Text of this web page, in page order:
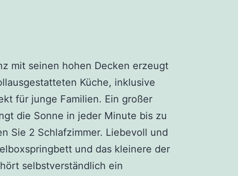
mit seinen hohen Decken erzeugt
Küche, inklusive
für junge Familien. Ein großer
die Sonne in jeder Minute bis zu
Sie 2 Schlafzimmer. Liebevoll und
und das kleinere der
selbstverständlich ein